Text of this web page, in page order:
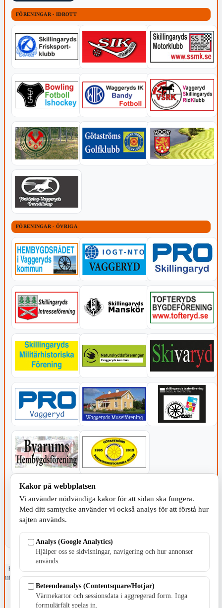
FÖRENINGAR - IDROTT
FÖRENINGAR - ÖVRIGA
KOMMUNEN
Fristående webbtidningsföretag grundat 1991 som sedan 2002 ger
ut tidningen Skillingaryd.nu och 2010 lanserades Värnamo.nu. Från
april 2026 omfattar Skillingaryd.nu tre kommuner: Gnosjö,
Värnamo och Vaggeryds kommun.
Kakor på webbplatsen
Vi använder nödvändiga kakor för att sidan ska fungera.
Med ditt samtycke använder vi också analys för att förstå hur
sajten används.
Analys (Google Analytics)
Hjälper oss se sidvisningar, navigering och hur annonser
används.
Beteendeanalys (Contentsquare/Hotjar)
Värmekartor och sessionsdata i aggregerad form. Inga
formulärfält spelas in.